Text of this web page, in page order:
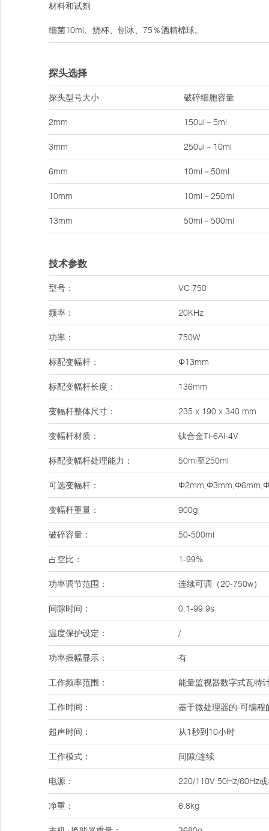
材料和试剂
细菌10ml、烧杯、刨冰、75％酒精棉球。
探头选择
探头型号大小 破碎细胞容量
2mm 150ul－5ml
3mm 250ul－10ml
6mm 10ml－50ml
10mm 10ml－250ml
13mm 50ml－500ml
技术参数
型号： VC 750
频率： 20KHz
功率： 750W
标配变幅杆： Φ13mm
标配变幅杆长度： 136mm
变幅杆整体尺寸： 235 x 190 x 340 mm
变幅杆材质： 钛合金Ti-6Al-4V
标配变幅杆处理能力： 50ml至250ml
可选变幅杆：
变幅杆重量： 900g
破碎容量： 50-500ml
占空比： 1-99%
功率调节范围： 连续可调（20-750w）
间隙时间： 0.1-99.9s
温度保护设定： /
功率振幅显示： 有
工作频率范围： 能量监视器数字式瓦特
工作时间： 基于微处理器的-可编
超声时间： 从1秒到10小时
工作模式： 间隙/连续
电源： 220/110V 50Hz/60Hz
净重： 6.8kg